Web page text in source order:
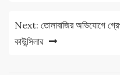
Next: তোলাবাজির অভিযোগে
কাউন্সিলার